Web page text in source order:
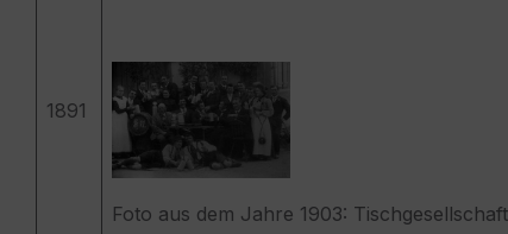
1891
Foto aus dem Jahre 1903: